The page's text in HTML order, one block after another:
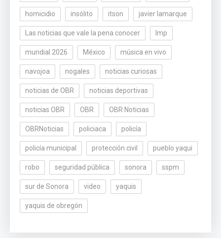
homicidio insólito itson javier lamarque
Las noticias que vale la pena conocer lmp
mundial 2026 México música en vivo
navojoa nogales noticias curiosas
noticias de OBR noticias deportivas
noticias OBR OBR OBR Noticias
OBRNoticias policiaca policía
policía municipal protección civil pueblo yaqui
robo seguridad pública sonora sspm
sur de Sonora video yaquis
yaquis de obregón